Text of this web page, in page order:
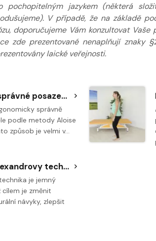
jazykem (některá
V případě, že na základě
doporučujeme Vám konzultovat
zde prezentované nenaplňují znaky
laické veřejnosti.
Návod na správné posazení na posteli dle Aloise Brüggera
správně
podle metody Aloise
způsob je velmi v…
Pozice z Alexandrovy techniky - poloha na všech čtyřech
je jemný
cílem je změnit
návyky, zlepšit